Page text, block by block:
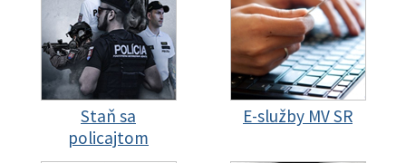
Staň sa
policajtom
E-služby MV SR